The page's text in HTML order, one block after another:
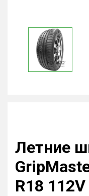
Летние
R18 112V